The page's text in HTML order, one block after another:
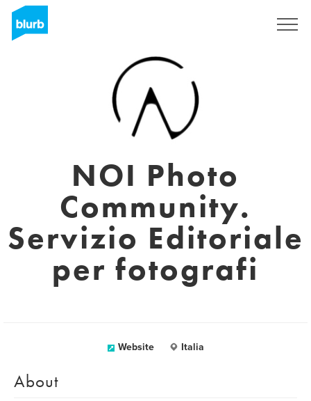
NOI Photo
Community.
Servizio Editoriale
per fotografi
Website Italia
About